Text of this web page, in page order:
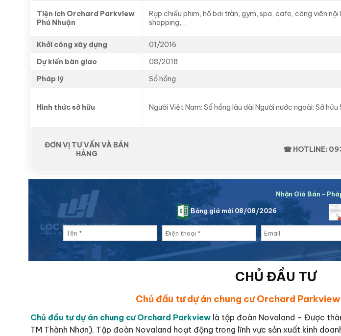
Tiện ích Orchard Parkview
Phú Nhuận
Rạp chiếu phim, hồ bơi tràn, gym, spa, cafe, công viên
shopping,…
Khởi công xây dựng
01/2016
Dự kiến bàn giao
08/2018
Pháp lý
Sổ hồng
Hình thức sở hữu Người Việt Nam: Sổ hồng lâu dài Người nước ngoài: Sở
ĐƠN VỊ TƯ VẤN VÀ BÁN
HÀNG
☎ HOTLINE:
Nhận Giá Bán -
Bảng giá mới 08/08/2026
CHỦ ĐẦU TƯ
Chủ đầu tư dự án chung cư Orchard Parkview
Chủ đầu tư dự án chung cư Orchard Parkview là tập đoàn Novaland – Được
TM Thành Nhơn), Tập đoàn Novaland hoạt động trong lĩnh vực sản xuất kinh